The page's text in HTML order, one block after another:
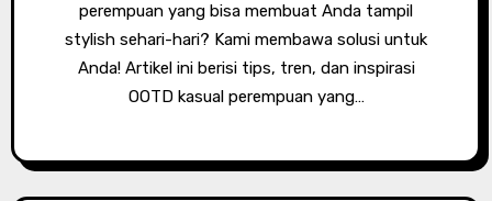
perempuan yang bisa membuat Anda tampil
stylish sehari-hari? Kami membawa solusi untuk
Anda! Artikel ini berisi tips, tren, dan inspirasi
OOTD kasual perempuan yang…